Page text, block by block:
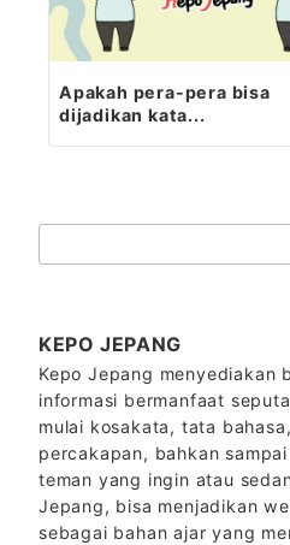
Apakah pera-pera bisa
dijadikan kata...
索：
KEPO JEPANG
Kepo Jepang menyediakan
informasi bermanfaat
mulai kosakata, tata
percakapan, bahkan
teman yang ingin atau
Jepang, bisa menjadikan
sebagai bahan ajar yang